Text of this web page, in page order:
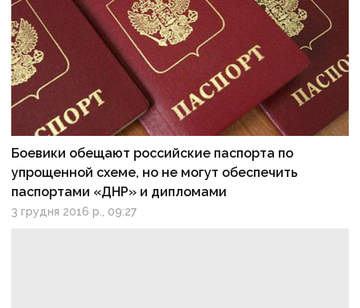
Боевики обещают российские паспорта по
упрощенной схеме, но не могут обеспечить
паспортами «ДНР» и дипломами
3 грудня 2016 р., 09:27